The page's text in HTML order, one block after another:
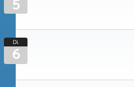
Di.
6